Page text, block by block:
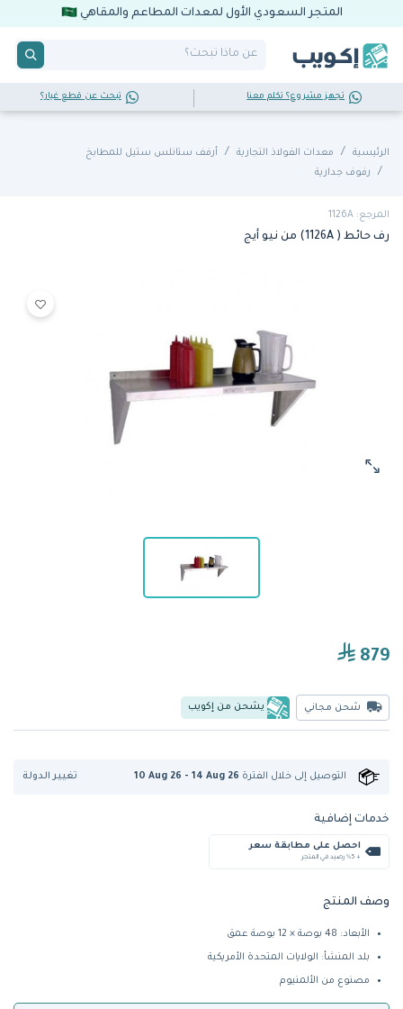
المتجر السعودي الأول لمعدات المطاعم والمقاهي
تجهز مشروع؟ تكلم معنا تبحث عن قطع غيار؟
الرئيسية معدات الفولاذ التجارية
أرفف ستانلس ستيل للمطابخ
رفوف جدارية
المرجع: 1126A
رف حائط ( 1126A) من نيو أيج
879
شحن مجاني يشحن من إكويب
التوصيل إلى خلال الفترة 10 Aug 26 - 14 Aug 26 تغيير الدولة
خدمات إضافية
احصل على مطابقة سعر
+ %5 رصيد في المتجر
وصف المنتج
الأبعاد: 48 بوصة × 12 بوصة عمق
بلد المنشأ: الولايات المتحدة الأمريكية
مصنوع من الألمنيوم